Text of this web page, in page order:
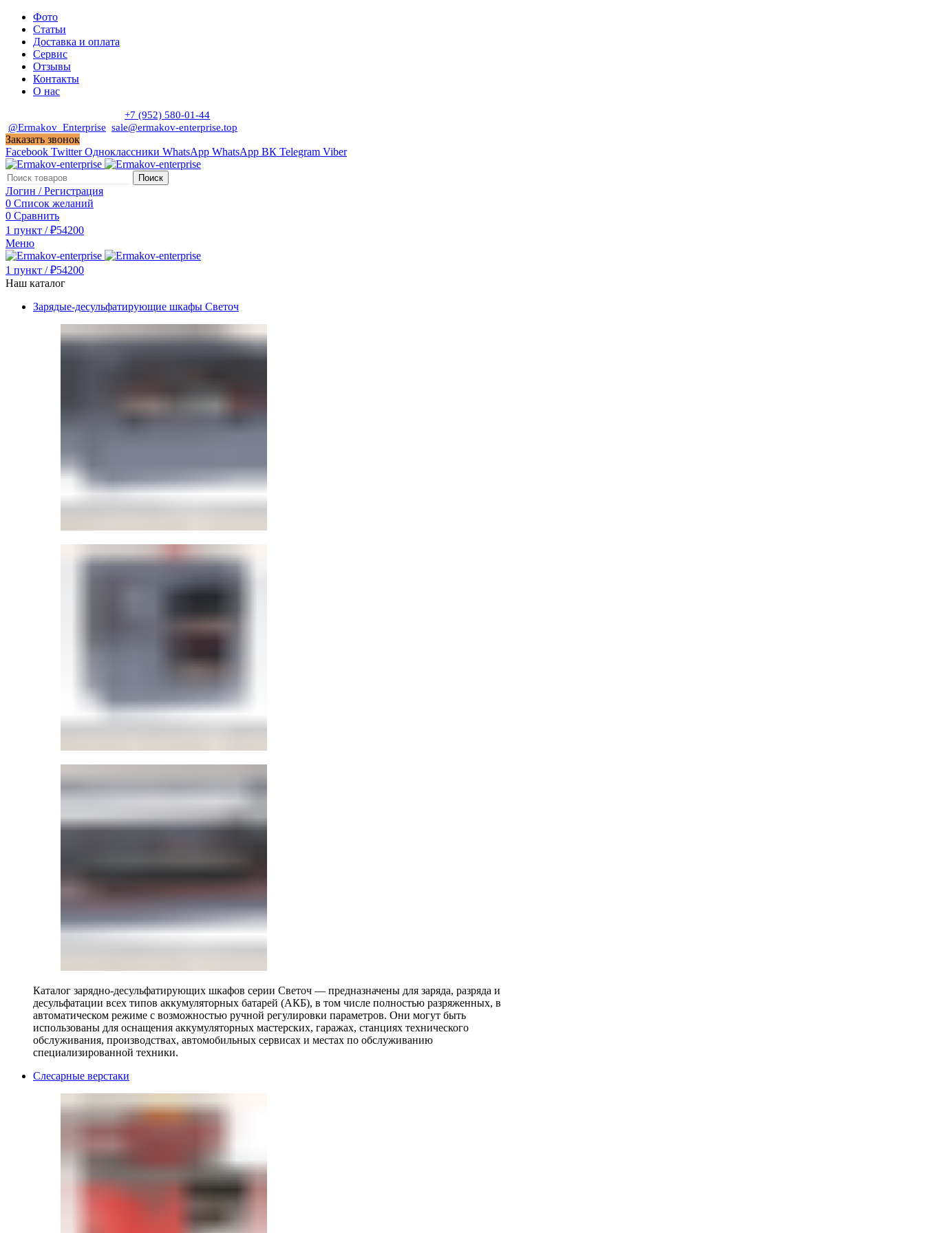
Фото
Статьи
Доставка и оплата
Сервис
Отзывы
Контакты
О нас
+7 (952) 580-01-44
@Ermakov_Enterprise sale@ermakov-enterprise.top
Заказать звонок
Facebook Twitter Одноклассники WhatsApp WhatsApp ВК Telegram Viber
Поиск
Логин / Регистрация
0 Список желаний
0 Сравнить
1 пункт / ₽54200
Меню
1 пункт / ₽54200
Наш каталог
Зарядые-десульфатирующие шкафы Светоч
Каталог зарядно-десульфатирующих шкафов серии Светоч — предназначены для заряда, разряда и
десульфатации всех типов аккумуляторных батарей (АКБ), в том числе полностью разряженных, в
автоматическом режиме с возможностью ручной регулировки параметров. Они могут быть
использованы для оснащения аккумуляторных мастерских, гаражах, станциях технического
обслуживания, производствах, автомобильных сервисах и местах по обслуживанию
специализированной техники.
Слесарные верстаки